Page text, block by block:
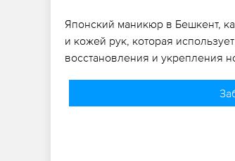
Японский маникюр в Бешкент,
и кожей рук, которая
восстановления и укрепления